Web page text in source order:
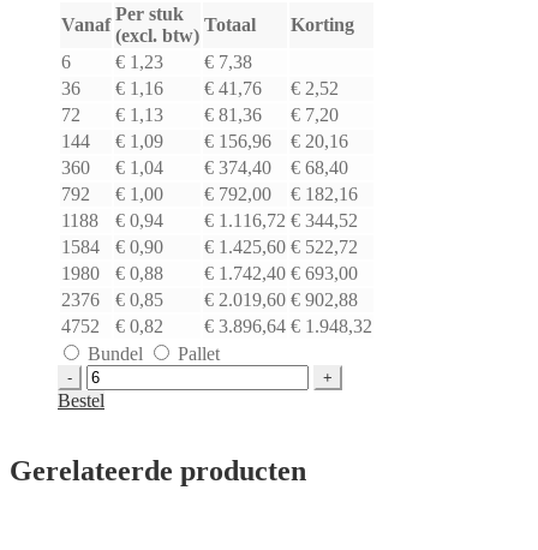
Vanaf
Per stuk
(excl. btw)
Totaal
Korting
6
€ 1,23
€ 7,38
36
€ 1,16 € 41,76
€ 2,52
72
€ 1,13 € 81,36
€ 7,20
144
€ 1,09 € 156,96
€ 20,16
360
€ 1,04 € 374,40
€ 68,40
792
€ 1,00 € 792,00
€ 182,16
1188
€ 0,94 € 1.116,72 € 344,52
1584
€ 0,90 € 1.425,60 € 522,72
1980
€ 0,88 € 1.742,40 € 693,00
2376
€ 0,85 € 2.019,60 € 902,88
4752
€ 0,82 € 3.896,64 € 1.948,32
Bundel
Pallet
Tape
PP
48
Bestel
Gerelateerde producten